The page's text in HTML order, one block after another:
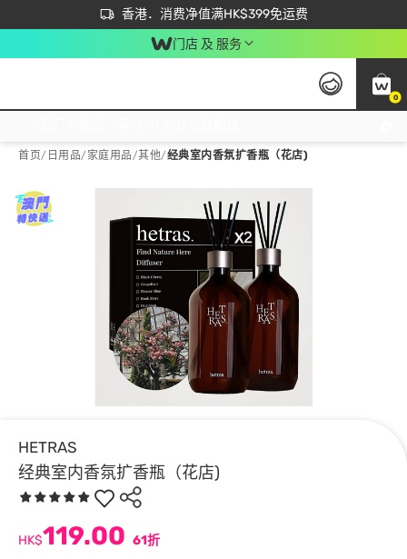
香港．消费净值满HK$399免运费
立即成为易赏钱会员尽享独家优惠
首次APP下单买满$450 输入 NEWAPP 即减$50
门店 及 服务
0
首页/ 日用品/ 家庭用品/其他/经典室内香氛扩香瓶（花店)
HETRAS
经典室内香氛扩香瓶（花店)
HK$119.00 61折